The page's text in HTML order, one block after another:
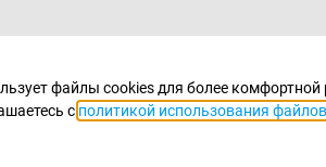
файлы cookies для более
с политикой использования